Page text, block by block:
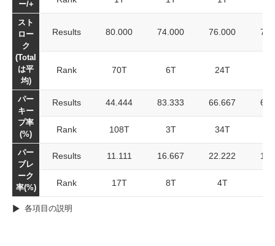
ー/+
スト
ロー
ク
(Total
は平
均)
Results 80.000 74.000 76.000
Rank 70T 6T 24T
パー
キー
プ率
(%)
Results 44.444 83.333 66.667
Rank 108T 3T 34T
パー
ブレ
ーク
率(%)
Results 11.111 16.667 22.222
Rank 17T 8T 4T
各項目の説明